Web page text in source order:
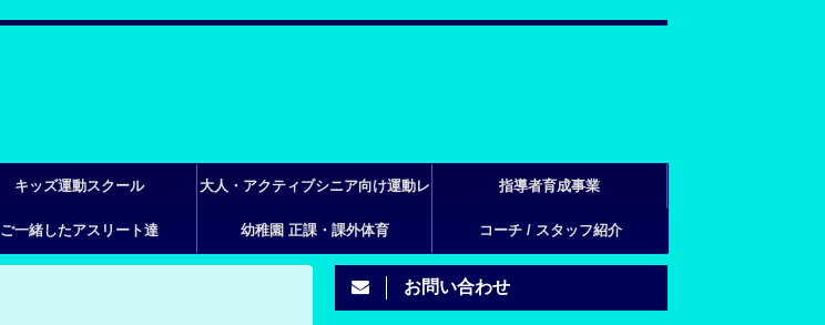
キッズ運動スクール 大人・アクティブシニア向け運動レ
ッスン
指導者育成事業
ご一緒したアスリート達 幼稚園 正課・課外体育 コーチ / スタッフ紹介
お問い合わせ